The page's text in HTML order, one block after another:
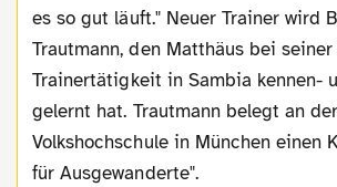
es so gut läuft." Neuer Trainer wird
Trautmann, den Matthäus bei seiner
Trainertätigkeit in Sambia kennen-
gelernt hat. Trautmann belegt an der
Volkshochschule in München einen
für Ausgewanderte".